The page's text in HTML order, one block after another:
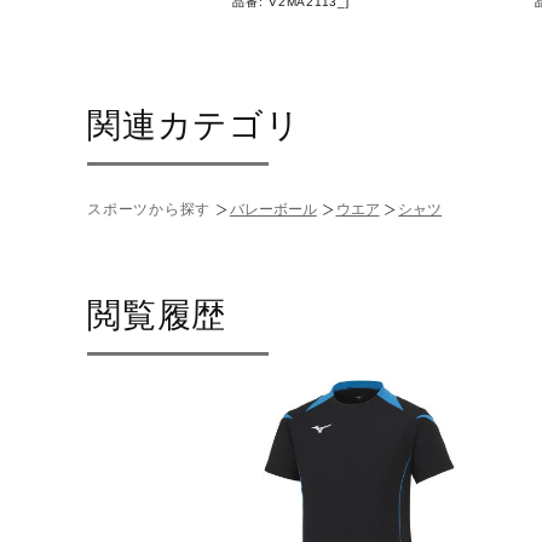
関連カテゴリ
スポーツから探す バレーボール ウエア シャツ
閲覧履歴